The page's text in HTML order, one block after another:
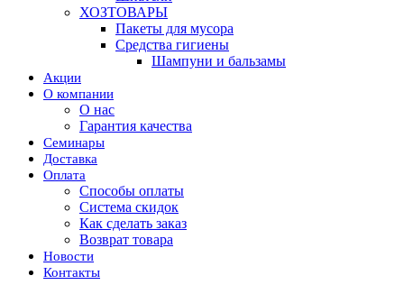
ХОЗТОВАРЫ
Пакеты для мусора
Средства гигиены
Шампуни и бальзамы
Акции
О компании
О нас
Гарантия качества
Семинары
Доставка
Оплата
Способы оплаты
Система скидок
Как сделать заказ
Возврат товара
Новости
Контакты